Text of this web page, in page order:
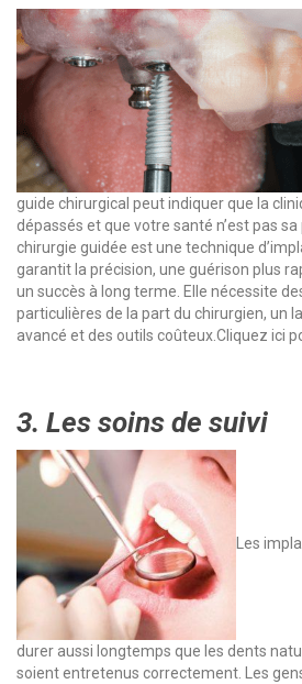
guide chirurgical peut indiquer que la
dépassés et que votre santé n’est pas
chirurgie guidée est une technique
garantit la précision, une guérison plus
un succès à long terme. Elle nécessite
particulières de la part du chirurgien, un
avancé et des outils coûteux.Cliquez ici
3. Les soins de suivi
Les
durer aussi longtemps que les dents
soient entretenus correctement. Les